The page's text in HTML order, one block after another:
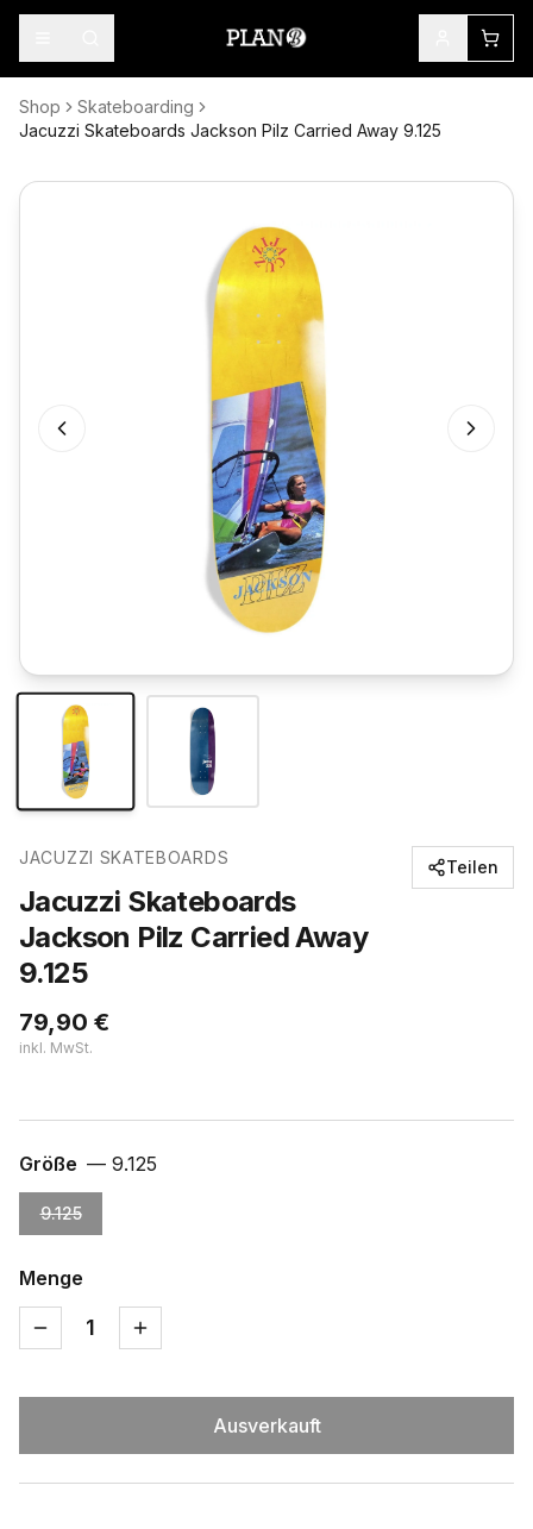
Shop
Skateboarding
Jacuzzi Skateboards Jackson Pilz Carried Away 9.125
JACUZZI SKATEBOARDS
Jacuzzi Skateboards
Jackson Pilz Carried Away
9.125
79,90 €
inkl. MwSt.
Teilen
Größe — 9.125
9.125
Menge
1
Ausverkauft